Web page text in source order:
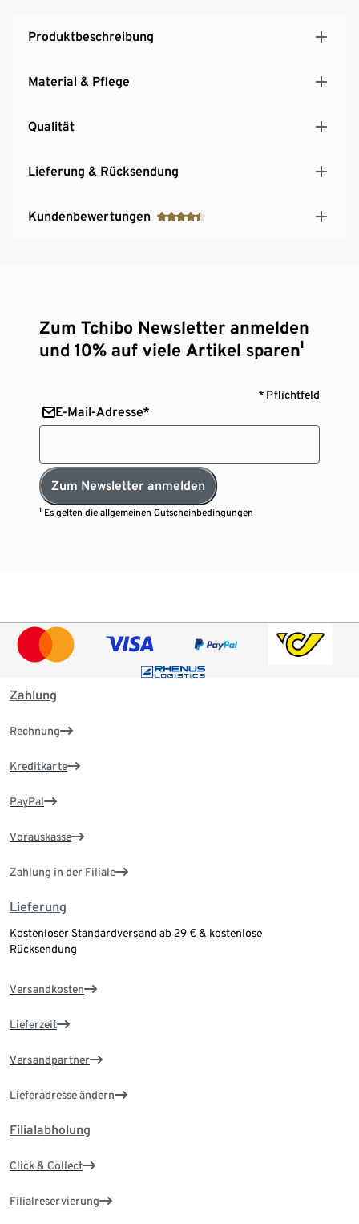
Produktbeschreibung
Material & Pflege
Qualität
Lieferung & Rücksendung
Kundenbewertungen
Zum Tchibo Newsletter anmelden
und 10% auf viele Artikel sparen¹
* Pflichtfeld
E-Mail-Adresse*
Zum Newsletter anmelden
¹ Es gelten dieallgemeinen Gutscheinbedingungen
Zahlung
Rechnung
Kreditkarte
PayPal
Vorauskasse
Zahlung in der Filiale
Lieferung
Kostenloser Standardversand ab 29 € & kostenlose
Rücksendung
Versandkosten
Lieferzeit
Versandpartner
Lieferadresse ändern
Filialabholung
Click & Collect
Filialreservierung